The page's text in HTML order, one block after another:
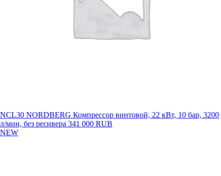
NCL30 NORDBERG Компрессор винтовой, 22 кВт, 10 бар, 3200
л/мин, без ресивера 341 000 RUB
NEW